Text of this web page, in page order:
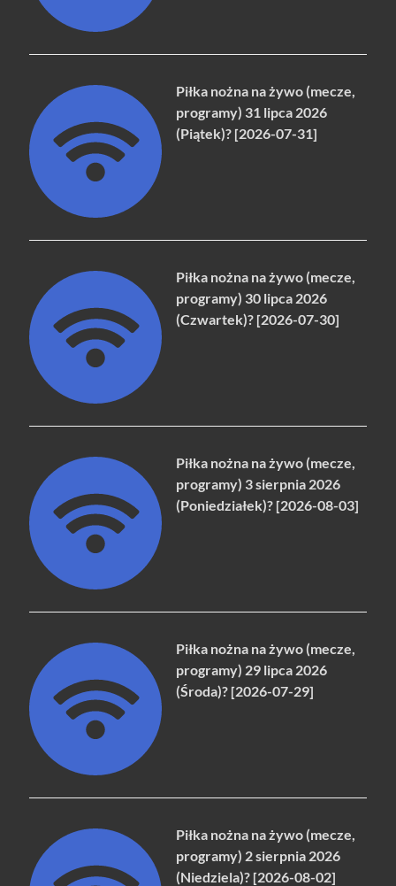
Piłka nożna na żywo (mecze,
programy) 31 lipca 2026
(Piątek)? [2026-07-31]
Piłka nożna na żywo (mecze,
programy) 30 lipca 2026
(Czwartek)? [2026-07-30]
Piłka nożna na żywo (mecze,
programy) 3 sierpnia 2026
(Poniedziałek)? [2026-08-03]
Piłka nożna na żywo (mecze,
programy) 29 lipca 2026
(Środa)? [2026-07-29]
Piłka nożna na żywo (mecze,
programy) 2 sierpnia 2026
(Niedziela)? [2026-08-02]